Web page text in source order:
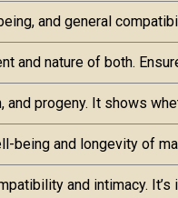
and general
and nature of both.
and progeny. It shows
being and longevity of
and intimacy.